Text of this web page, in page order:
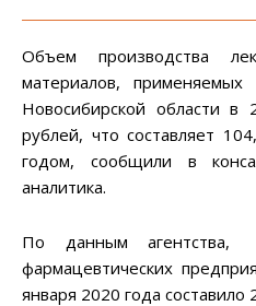
Объем производства
материалов,
Новосибирской области в
рублей, что составляет
годом, сообщили в
аналитика.
По данным агентства,
фармацевтических
января 2020 года составило